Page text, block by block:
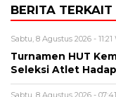
BERITA TERKAIT
Sabtu, 8 Agustus 2026 - 11:21
Turnamen HUT
Seleksi Atlet